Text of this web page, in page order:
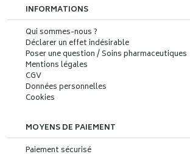
INFORMATIONS
Qui sommes-nous ?
Déclarer un effet indésirable
Poser une question / Soins pharmaceutiques
Mentions légales
CGV
Données personnelles
Cookies
MOYENS DE PAIEMENT
Paiement sécurisé